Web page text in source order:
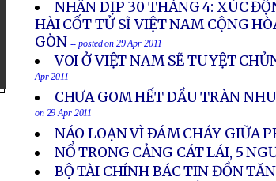
NHÂN DỊP 30 THÁNG 4: XÚC
HÀI CỐT TỬ SĨ VIỆT NAM CỘNG
GÒN -- posted on 29 Apr 2011
VOI Ở VIỆT NAM SẼ TUYỆT
Apr 2011
CHƯA GOM HẾT DẦU TRÀN
on 29 Apr 2011
NÁO LOẠN VÌ ÐÁM CHÁY GIỮA
NỔ TRONG CẢNG CÁT LÁI, 5
BỘ TÀI CHÍNH BÁC TIN ĐỒN